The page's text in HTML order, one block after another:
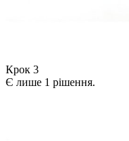
Крок 3
Є лише 1 рішення.